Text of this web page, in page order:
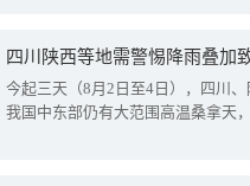
今起三天（8月2日至4日），四川
我国中东部仍有大范围高温桑拿天